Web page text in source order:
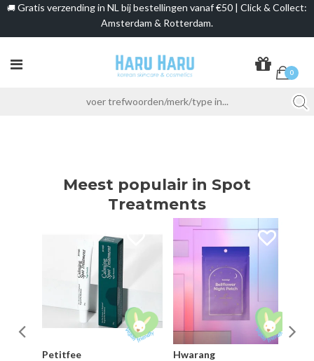
🚚 Gratis verzending in NL bij bestellingen vanaf €50 | Click & Collect:
Amsterdam & Rotterdam.
0
Meest populair in Spot
Treatments
Petitfee
Hwarang